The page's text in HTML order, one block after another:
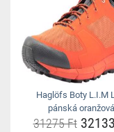
Haglöfs Boty L.I.M
pánská oranžová
31275 Ft